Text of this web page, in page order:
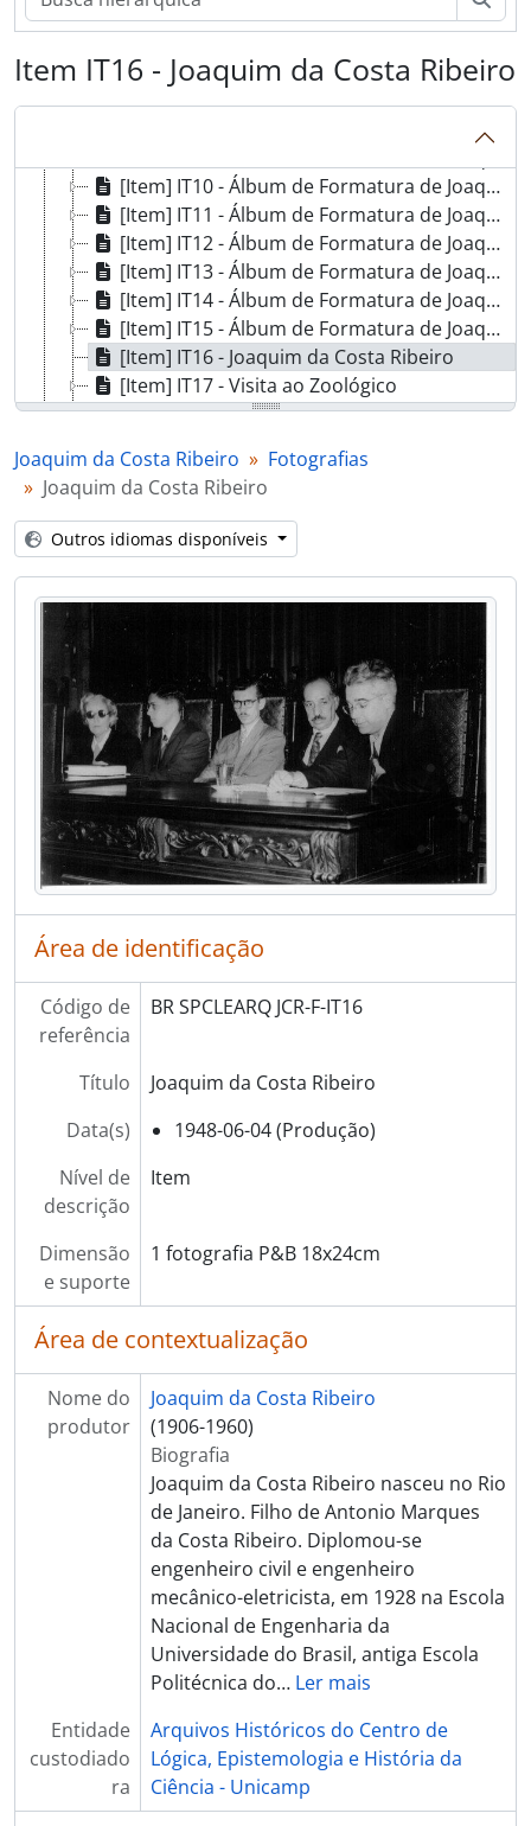
Item IT16 - Joaquim da Costa Ribeiro
[Item] IT04 - Álbum de Formatura de Joaquim da Costa Ribeiro
[Item] IT06 - Álbum de Formatura de Joaquim da Costa Ribeiro
[Item] IT07 - Álbum de Formatura de Joaquim da Costa Ribeiro
[Item] IT08 - Álbum de Formatura de Joaquim da Costa Ribeiro
[Item] IT10 - Álbum de Formatura de Joaquim da Costa Ribeiro
[Item] IT11 - Álbum de Formatura de Joaquim da Costa Ribeiro
[Item] IT12 - Álbum de Formatura de Joaquim da Costa Ribeiro
[Item] IT13 - Álbum de Formatura de Joaquim da Costa Ribeiro
[Item] IT14 - Álbum de Formatura de Joaquim da Costa Ribeiro
[Item] IT15 - Álbum de Formatura de Joaquim da Costa Ribeiro
[Item] IT16 - Joaquim da Costa Ribeiro
[Item] IT17 - Visita ao Zoológico
[Item] IT18 - Condecoração a [Cesar Lattes]
[Item] IT20 - Apresentação de Joaquim da Costa Ribeiro a Getúlio Vargas
[Item] IT21 - Apresentação de Joaquim da Costa Ribeiro a Getúlio Vargas
[Item] IT22 - Entrega de trabalho a Getúlio Vargas
[Item] IT23 - Demonstração prática a Getúlio Vargas
[Item] IT24 - Demonstração prática a Getúlio Vargas
[Item] IT25 - Demonstração prática a Getúlio Vargas
[Item] IT26 - Demonstração prática a Getúlio Vargas
[Item] IT27 - Partida para os EUA (I Congr. Internacional de Energia Nuclear)
[Item] IT28 - Partida para os EUA (I Congr. Internacional de Energia Nuclear)
[Item] IT29 - Partida para os EUA (I Congr. Internacional de Energia Nuclear)
[Item] IT30 - Partida para os EUA (I Congr. Internacional de Energia Nuclear)
[Item] IT31 - Conferência Geral da UNESCO - Reunião do Comite I. Programa e Orçamento
[Item] IT32 - Conferência Geral da UNESCO - Reunião do Comite I. Programa e Orçamento
[Item] IT33 - Conferência Geral da UNESCO - Reunião do Comite I. Programa e Orçamento
[Item] IT34 - Conferência Geral da UNESCO - Reunião do Comite I. Programa e Orçamento
[Item] IT35 - Conferência Geral da UNESCO - Reunião do Comite I. Programa e Orçamento
[Item] IT37 - 2 Reunião do Comitê Consultivo das Nações Unidas
[Item] IT38 - Regresso de Genebra
[Item] IT39 - Regresso de Genebra
[Item] IT40 - Regresso de Genebra
[Item] IT41 - Regresso de Genebra
[Item] IT42 - Regresso de Genebra
[Item] IT43 - Conferência Internacional sobre usos pacíficos de Energia Atômica
[Item] IT45 - Reprodução de notícia publicada no Jornal do Commercio de Pernambuco
[Item] IT46 - Partida para Nova York
[Item] IT47 - Regresso de Nova York
[Item] IT48 - Regresso de Nova York
[Item] IT49 - Regresso de Nova York
[Item] IT50 - Regresso de Nova York
[Série] PM - Pós-Morte
Joaquim da Costa Ribeiro
Fotografias
Joaquim da Costa Ribeiro
Outros idiomas disponíveis
Área de identificação
Código de
referência
BR SPCLEARQ JCR-F-IT16
Título
Joaquim da Costa Ribeiro
Data(s)
1948-06-04 (Produção)
Nível de
descrição
Item
Dimensão
e suporte
1 fotografia P&B 18x24cm
Área de contextualização
Nome do
produtor
Joaquim da Costa Ribeiro
(1906-1960)
Biografia
Joaquim da Costa Ribeiro nasceu no Rio
de Janeiro. Filho de Antonio Marques
da Costa Ribeiro. Diplomou-se
engenheiro civil e engenheiro
mecânico-eletricista, em 1928 na Escola
Nacional de Engenharia da
Universidade do Brasil, antiga Escola
Politécnica do… Ler mais
Entidade
custodiado
ra
Arquivos Históricos do Centro de
Lógica, Epistemologia e História da
Ciência - Unicamp